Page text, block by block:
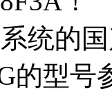
统的
的型号